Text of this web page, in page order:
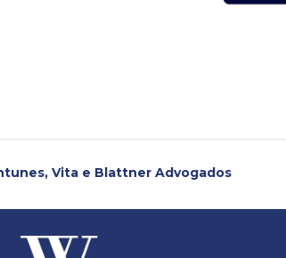
Vita e Blattner Advogados